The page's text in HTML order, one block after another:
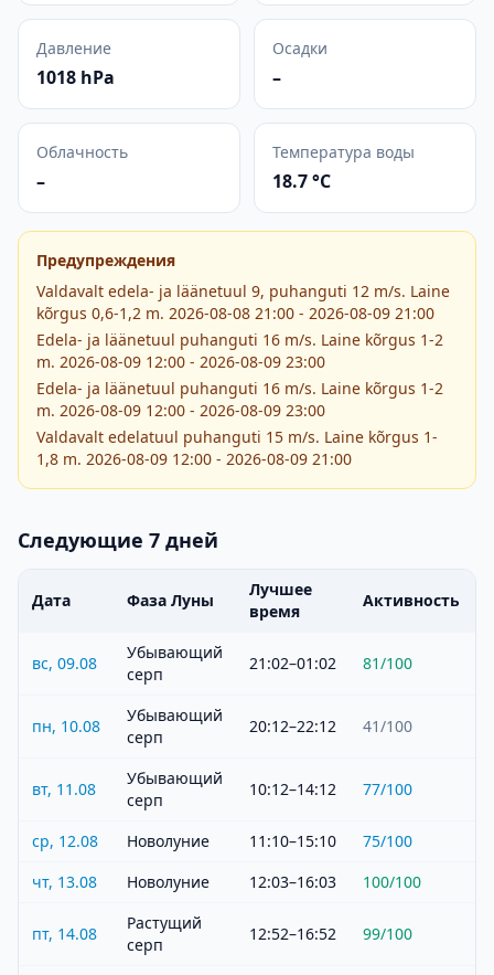
Давление
1018 hPa
Осадки
–
Облачность
–
Температура воды
18.7 °C
Предупреждения
Valdavalt edela- ja läänetuul 9, puhanguti 12 m/s. Laine
kõrgus 0,6-1,2 m. 2026-08-08 21:00 - 2026-08-09 21:00
Edela- ja läänetuul puhanguti 16 m/s. Laine kõrgus 1-2
m. 2026-08-09 12:00 - 2026-08-09 23:00
Edela- ja läänetuul puhanguti 16 m/s. Laine kõrgus 1-2
m. 2026-08-09 12:00 - 2026-08-09 23:00
Valdavalt edelatuul puhanguti 15 m/s. Laine kõrgus 1-
1,8 m. 2026-08-09 12:00 - 2026-08-09 21:00
Следующие 7 дней
Дата Фаза Луны
Лучшее
время
Активность
вс, 09.08
Убывающий
серп
21:02–01:02 81/100
пн, 10.08
Убывающий
серп
20:12–22:12 41/100
вт, 11.08
Убывающий
серп
10:12–14:12 77/100
ср, 12.08 Новолуние 11:10–15:10 75/100
чт, 13.08
Новолуние 12:03–16:03 100/100
пт, 14.08
Растущий
серп
12:52–16:52 99/100